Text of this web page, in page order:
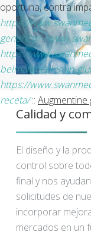
oportuna, contra
https://
generico/::
https://
belmalip-colemin-
https://
receta/:: Augmentine
Calidad y
El diseño y la
control sobre
final y nos
solicitudes de
incorporar
mercados en un